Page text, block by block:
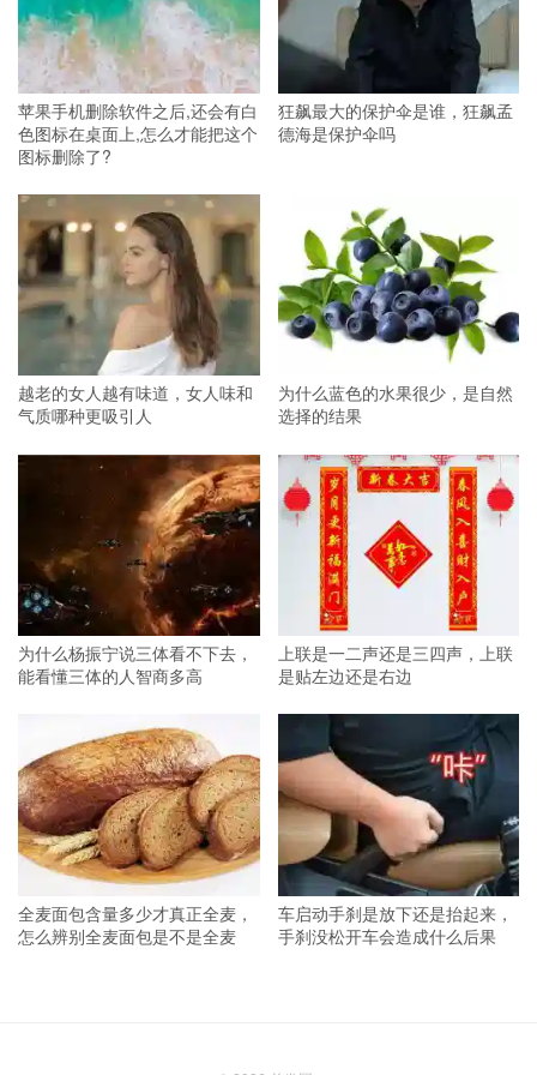
苹果手机删除软件之后,还会有白
色图标在桌面上,怎么才能把这个
图标删除了?
狂飙最大的保护伞是谁，狂飙孟
德海是保护伞吗
越老的女人越有味道，女人味和
气质哪种更吸引人
为什么蓝色的水果很少，是自然
选择的结果
为什么杨振宁说三体看不下去，
能看懂三体的人智商多高
上联是一二声还是三四声，上联
是贴左边还是右边
全麦面包含量多少才真正全麦，
怎么辨别全麦面包是不是全麦
车启动手刹是放下还是抬起来，
手刹没松开车会造成什么后果